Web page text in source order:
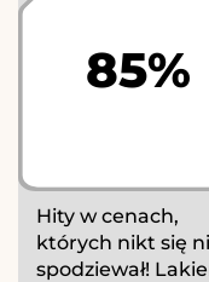
85%
Hity w cenach,
których nikt się
spodziewał!